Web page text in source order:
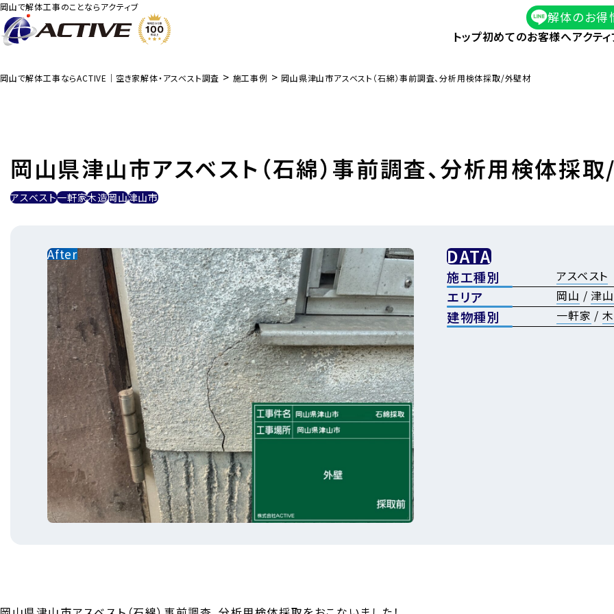
岡山で解体工事のことならアクティブ
解体のお得
トップ初めてのお客様へアクテ
岡山で解体工事ならACTIVE｜空き家解体・アスベスト調査 > 施工事例 > 岡山県津山市アスベスト（石綿）事前調査、分析用検体採取/外壁材
岡山県津山市アスベスト（石綿）事前調査、分析用検体採
アスベスト一軒家木造岡山津山市
DATA
施工種別 アスベスト
エリア 岡山 / 津
建物種別 一軒家 /